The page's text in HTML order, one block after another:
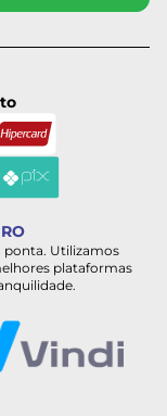
ponta. Utilizamos
plataformas